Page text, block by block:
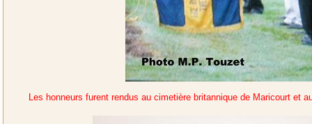
Les honneurs furent rendus au cimetière britannique de Maricourt et